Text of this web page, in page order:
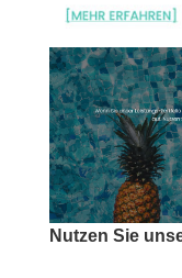
Nutzen Sie